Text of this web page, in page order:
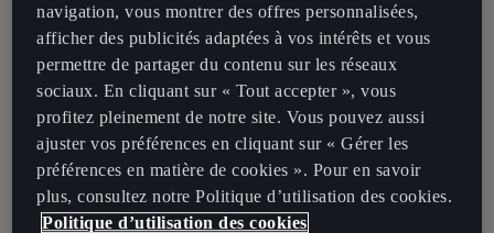
Prénom*
Email*
navigation, vous montrer des offres personnalisées,
afficher des publicités adaptées à vos intérêts et vous
permettre de partager du contenu sur les réseaux
sociaux. En cliquant sur « Tout accepter », vous
profitez pleinement de notre site. Vous pouvez aussi
ajuster vos préférences en cliquant sur « Gérer les
préférences en matière de cookies ». Pour en savoir
plus, consultez notre Politique d’utilisation des cookies.
Politique d’utilisation des cookies